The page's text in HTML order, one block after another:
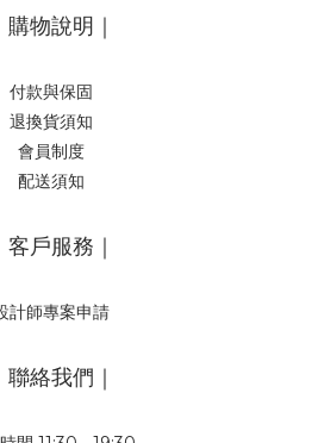
購物說明｜
付款與保固
退換貨須知
會員制度
配送須知
客戶服務｜
計師專案申請
聯絡我們｜